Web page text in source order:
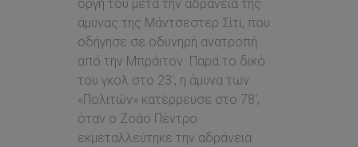
οργή του μετά την αδράνεια της
άμυνας της Μάντσεστερ Σίτι, που
οδήγησε σε οδυνηρή ανατροπή
από την Μπράιτον. Παρά το δικό
του γκολ στο 23', η άμυνα των
«Πολιτών» κατέρρευσε στο 78',
όταν ο Ζοάο Πέντρο
εκμεταλλεύτηκε την αδράνεια